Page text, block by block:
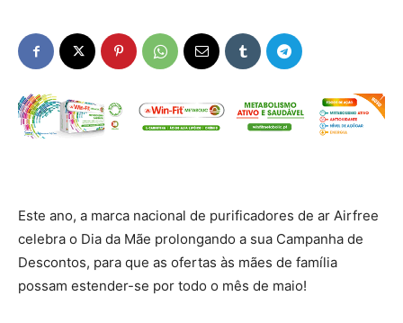
Este ano, a marca nacional de purificadores de ar Airfree
celebra o Dia da Mãe prolongando a sua Campanha de
Descontos, para que as ofertas às mães de família
possam estender-se por todo o mês de maio!